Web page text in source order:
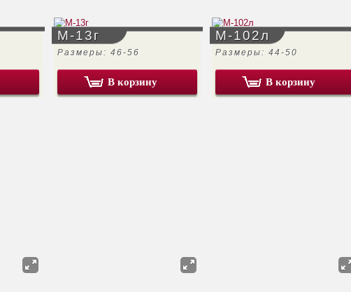
М-13г
Размеры: 46-56
В корзину
М-102л
Размеры: 44-50
В корзину